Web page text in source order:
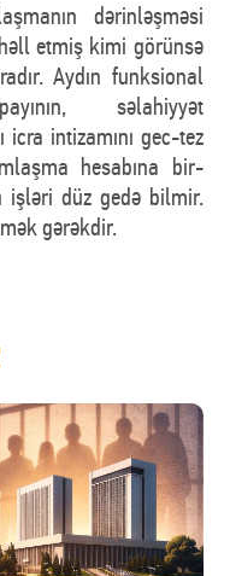
dərinləşməsi
etmiş kimi görünsə
Aydın funksional
səlahiyyət
intizamını gec-tez
hesabına bir-
düz gedə bilmir.
gərəkdir.